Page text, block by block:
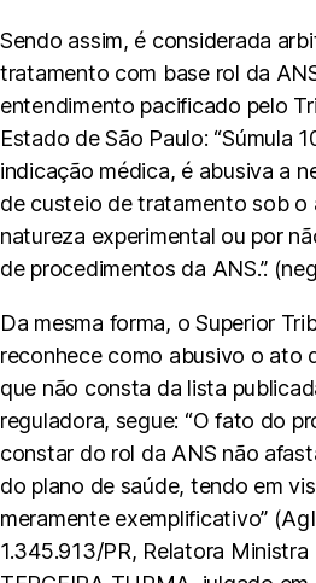
Sendo assim, é considerada
tratamento com base rol da
entendimento pacificado pelo
Estado de São Paulo: “Súmula
indicação médica, é abusiva a
de custeio de tratamento sob o
natureza experimental ou por
de procedimentos da ANS.”.
Da mesma forma, o Superior
reconhece como abusivo o ato
que não consta da lista
reguladora, segue: “O fato do
constar do rol da ANS não
do plano de saúde, tendo em
meramente exemplificativo”
1.345.913/PR, Relatora